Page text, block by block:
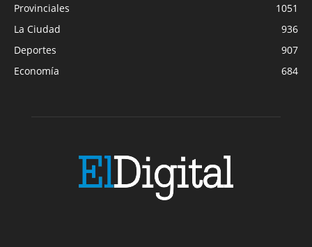
Provinciales
1051
La Ciudad
936
Deportes
907
Economía
684